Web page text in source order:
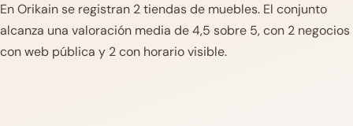
En Orikain se registran 2 tiendas de muebles. El conjunto
alcanza una valoración media de 4,5 sobre 5, con 2 negocios
con web pública y 2 con horario visible.